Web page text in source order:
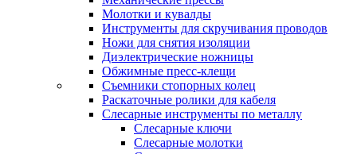
Молотки и кувалды
Инструменты для скручивания проводов
Ножи для снятия изоляции
Диэлектрические ножницы
Обжимные пресс-клещи
Съемники стопорных колец
Раскаточные ролики для кабеля
Слесарные инструменты по металлу
Слесарные ключи
Слесарные молотки